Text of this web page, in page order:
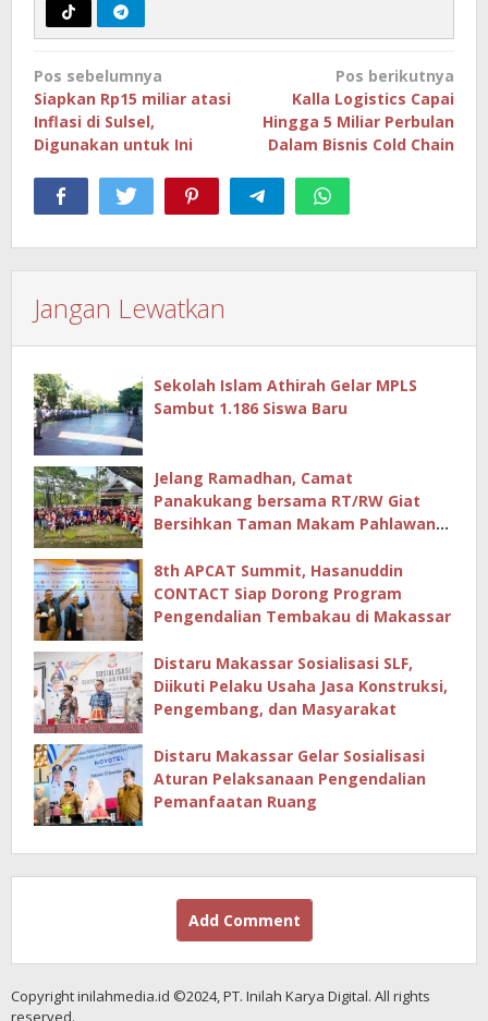
Navigasi
pos
Pos sebelumnya
Siapkan Rp15 miliar atasi
Inflasi di Sulsel,
Digunakan untuk Ini
Pos berikutnya
Kalla Logistics Capai
Hingga 5 Miliar Perbulan
Dalam Bisnis Cold Chain
Jangan Lewatkan
Sekolah Islam Athirah Gelar MPLS
Sambut 1.186 Siswa Baru
Jelang Ramadhan, Camat
Panakukang bersama RT/RW Giat
Bersihkan Taman Makam Pahlawan
8th APCAT Summit, Hasanuddin
CONTACT Siap Dorong Program
Pengendalian Tembakau di Makassar
Distaru Makassar Sosialisasi SLF,
Diikuti Pelaku Usaha Jasa Konstruksi,
Pengembang, dan Masyarakat
Distaru Makassar Gelar Sosialisasi
Aturan Pelaksanaan Pengendalian
Pemanfaatan Ruang
Add Comment
Copyright inilahmedia.id ©2024, PT. Inilah Karya Digital. All rights
reserved.